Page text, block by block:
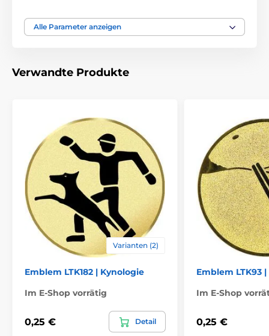
Alle Parameter anzeigen
Verwandte Produkte
Varianten (2)
Emblem LTK182 | Kynologie
Im E-Shop vorrätig
0,25 € Detail
Emblem LTK93
Im E-Shop
0,25 €